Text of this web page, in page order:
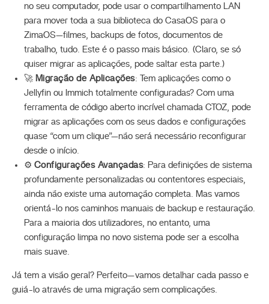
no seu computador, pode usar o compartilhamento LAN
para mover toda a sua biblioteca do CasaOS para o
ZimaOS—filmes, backups de fotos, documentos de
trabalho, tudo. Este é o passo mais básico. (Claro, se só
quiser migrar as aplicações, pode saltar esta parte.)
🚀 Migração de Aplicações: Tem aplicações como o
Jellyfin ou Immich totalmente configuradas? Com uma
ferramenta de código aberto incrível chamada CTOZ, pode
migrar as aplicações com os seus dados e configurações
quase “com um clique”—não será necessário reconfigurar
desde o início.
⚙️ Configurações Avançadas: Para definições de sistema
profundamente personalizadas ou contentores especiais,
ainda não existe uma automação completa. Mas vamos
orientá-lo nos caminhos manuais de backup e restauração.
Para a maioria dos utilizadores, no entanto, uma
configuração limpa no novo sistema pode ser a escolha
mais suave.
Já tem a visão geral? Perfeito—vamos detalhar cada passo e
guiá-lo através de uma migração sem complicações.